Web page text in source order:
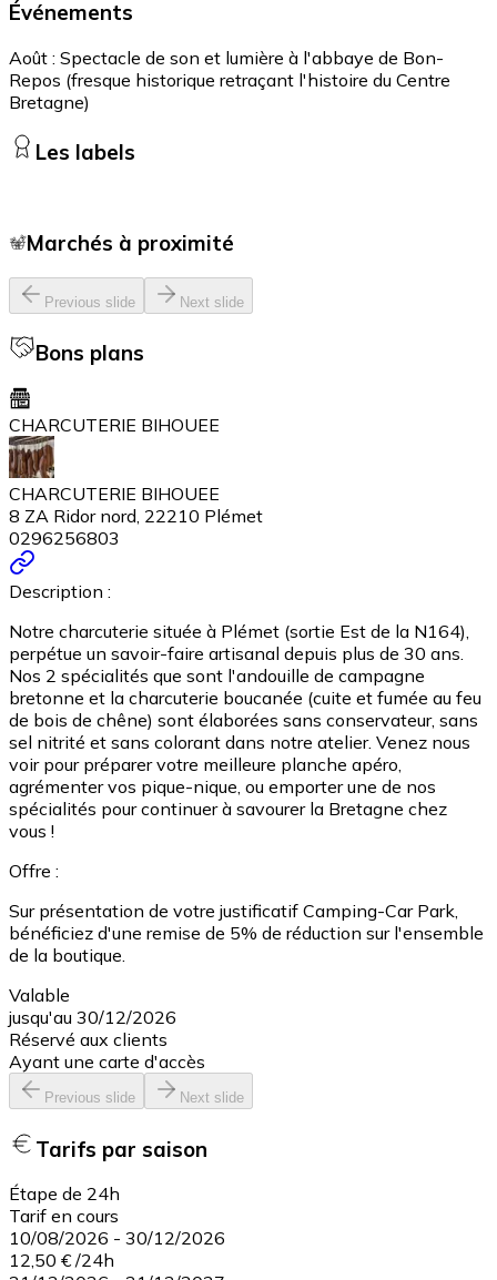
Événements
Août : Spectacle de son et lumière à l'abbaye de Bon-
Repos (fresque historique retraçant l'histoire du Centre
Bretagne)
Les labels
Marchés à proximité
Previous slide Next slide
Bons plans
CHARCUTERIE BIHOUEE
CHARCUTERIE BIHOUEE
8 ZA Ridor nord, 22210 Plémet
0296256803
Description :
Notre charcuterie située à Plémet (sortie Est de la N164),
perpétue un savoir-faire artisanal depuis plus de 30 ans.
Nos 2 spécialités que sont l'andouille de campagne
bretonne et la charcuterie boucanée (cuite et fumée au feu
de bois de chêne) sont élaborées sans conservateur, sans
sel nitrité et sans colorant dans notre atelier. Venez nous
voir pour préparer votre meilleure planche apéro,
agrémenter vos pique-nique, ou emporter une de nos
spécialités pour continuer à savourer la Bretagne chez
vous !
Offre :
Sur présentation de votre justificatif Camping-Car Park,
bénéficiez d'une remise de 5% de réduction sur l'ensemble
de la boutique.
Valable
jusqu'au 30/12/2026
Réservé aux clients
Ayant une carte d'accès
Previous slide Next slide
Tarifs par saison
Étape de 24h
Tarif en cours
10/08/2026 - 30/12/2026
12,50 € /24h